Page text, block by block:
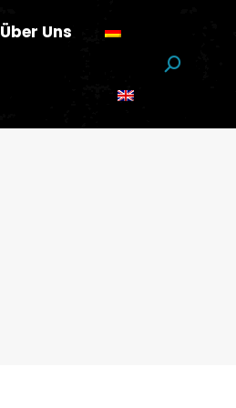
Über Uns
Suchen: